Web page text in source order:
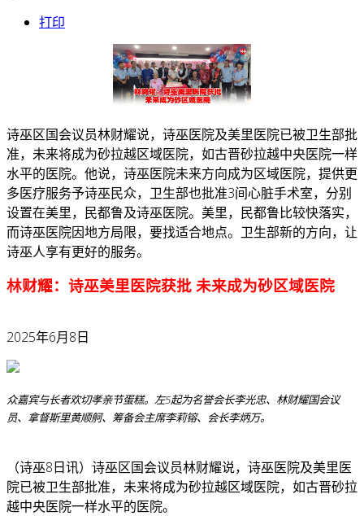
打印
诗巫区国会议员林财耀说，诗巫医院及美里医院已被卫生部批
准，未来将成为砂拉越区域医院，如古晋砂拉越中央医院一样
水平的医院。 他说，诗巫医院未来方向成为区域医院，提供更
多医疗服务予诗巫民众，卫生部也批准3间心脏手术室，分别
设置在美里，民都鲁及诗巫医院。美里，民都鲁比较快落实，
而诗巫医院因地方局限，要找适合地点。卫生部新的方向，让
诗巫人享有更好的服务。
林财耀：诗巫美里医院获批 未来成为砂区域医院
2025年6月8日
众嘉宾与长者欢切孝亲节蛋糕。左5起为名誉会长李光忠、林财耀国会议
员、拿督斯里黄顺舸、筹备会主席李莉镕、会长李炳万。
（诗巫8日讯）诗巫区国会议员林财耀说，诗巫医院及美里医
院已被卫生部批准，未来将成为砂拉越区域医院，如古晋砂拉
越中央医院一样水平的医院。